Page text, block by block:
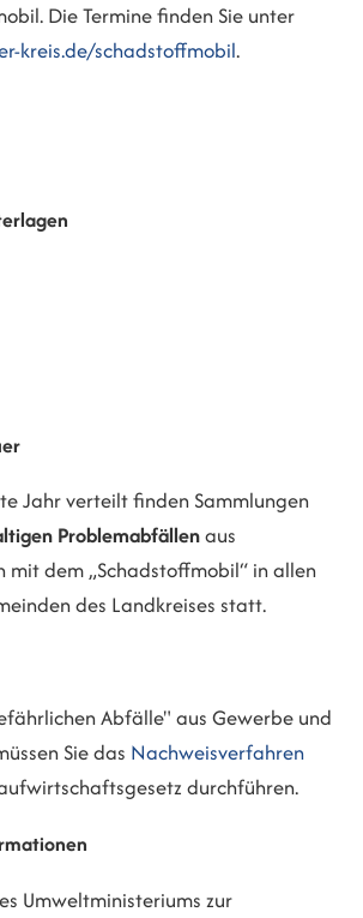
Die Termine finden Sie unter
kreis.de/schadstoffmobil.
Jahr verteilt finden Sammlungen
Problemabfällenaus
mit dem „Schadstoffmobil“ in allen
des Landkreises statt.
Abfälle" aus Gewerbe und
Sie das Nachweisverfahren
durchführen.
Umweltministeriums zur